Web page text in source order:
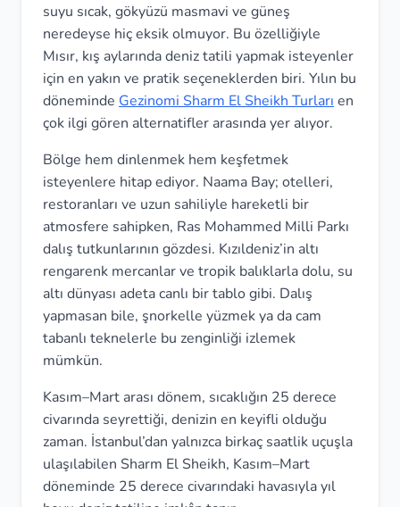
suyu sıcak, gökyüzü masmavi ve güneş
neredeyse hiç eksik olmuyor. Bu özelliğiyle
Mısır, kış aylarında deniz tatili yapmak isteyenler
için en yakın ve pratik seçeneklerden biri. Yılın bu
döneminde Gezinomi Sharm El Sheikh Turları en
çok ilgi gören alternatifler arasında yer alıyor.
Bölge hem dinlenmek hem keşfetmek
isteyenlere hitap ediyor. Naama Bay; otelleri,
restoranları ve uzun sahiliyle hareketli bir
atmosfere sahipken, Ras Mohammed Milli Parkı
dalış tutkunlarının gözdesi. Kızıldeniz’in altı
rengarenk mercanlar ve tropik balıklarla dolu, su
altı dünyası adeta canlı bir tablo gibi. Dalış
yapmasan bile, şnorkelle yüzmek ya da cam
tabanlı teknelerle bu zenginliği izlemek
mümkün.
Kasım–Mart arası dönem, sıcaklığın 25 derece
civarında seyrettiği, denizin en keyifli olduğu
zaman. İstanbul’dan yalnızca birkaç saatlik uçuşla
ulaşılabilen Sharm El Sheikh, Kasım–Mart
döneminde 25 derece civarındaki havasıyla yıl